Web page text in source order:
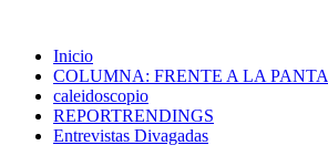
Inicio
COLUMNA: FRENTE A LA
caleidoscopio
REPORTRENDINGS
Entrevistas Divagadas